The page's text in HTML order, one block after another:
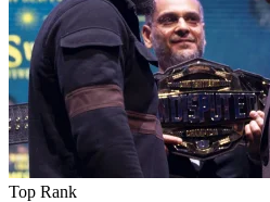
Top Rank